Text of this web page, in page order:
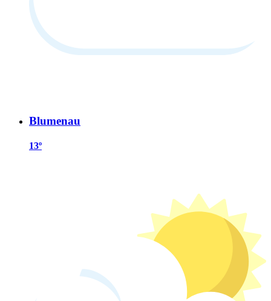
Blumenau
13º